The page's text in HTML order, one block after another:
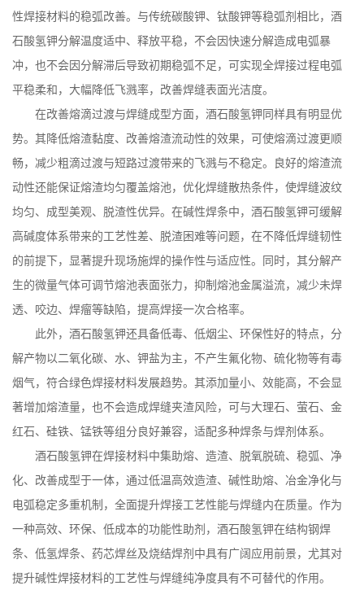
性焊接材料的稳弧改善。与传统碳酸钾、钛酸钾等稳弧剂相比，酒
石酸氢钾分解温度适中、释放平稳，不会因快速分解造成电弧暴
冲，也不会因分解滞后导致初期稳弧不足，可实现全焊接过程电弧
平稳柔和，大幅降低飞溅率，改善焊缝表面光洁度。
在改善熔滴过渡与焊缝成型方面，酒石酸氢钾同样具有明显优
势。其降低熔渣黏度、改善熔渣流动性的效果，可使熔滴过渡更顺
畅，减少粗滴过渡与短路过渡带来的飞溅与不稳定。良好的熔渣流
动性还能保证熔渣均匀覆盖熔池，优化焊缝散热条件，使焊缝波纹
均匀、成型美观、脱渣性优异。在碱性焊条中，酒石酸氢钾可缓解
高碱度体系带来的工艺性差、脱渣困难等问题，在不降低焊缝韧性
的前提下，显著提升现场施焊的操作性与适应性。同时，其分解产
生的微量气体可调节熔池表面张力，抑制熔池金属溢流，减少未焊
透、咬边、焊瘤等缺陷，提高焊接一次合格率。
此外，酒石酸氢钾还具备低毒、低烟尘、环保性好的特点，分
解产物以二氧化碳、水、钾盐为主，不产生氟化物、硫化物等有毒
烟气，符合绿色焊接材料发展趋势。其添加量小、效能高，不会显
著增加熔渣量，也不会造成焊缝夹渣风险，可与大理石、萤石、金
红石、硅铁、锰铁等组分良好兼容，适配多种焊条与焊剂体系。
酒石酸氢钾在焊接材料中集助熔、造渣、脱氧脱硫、稳弧、净
化、改善成型于一体，通过低温高效造渣、碱性助熔、冶金净化与
电弧稳定多重机制，全面提升焊接工艺性能与焊缝内在质量。作为
一种高效、环保、低成本的功能性助剂，酒石酸氢钾在结构钢焊
条、低氢焊条、药芯焊丝及烧结焊剂中具有广阔应用前景，尤其对
提升碱性焊接材料的工艺性与焊缝纯净度具有不可替代的作用。